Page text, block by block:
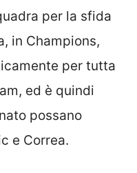
per la sfida
in Champions,
per tutta
ed è quindi
possano
e Correa.